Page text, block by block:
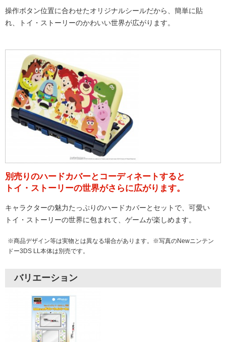
操作ボタン位置に合わせたオリジナルシールだから、簡単に貼
れ、トイ・ストーリーのかわいい世界が広がります。
別売りのハードカバーとコーディネートすると
トイ・ストーリーの世界がさらに広がります。
キャラクターの魅力たっぷりのハードカバーとセットで、可愛い
トイ・ストーリーの世界に包まれて、ゲームが楽しめます。
※商品デザイン等は実物とは異なる場合があります。※写真のNewニンテン
ドー3DS LL本体は別売です。
バリエーション